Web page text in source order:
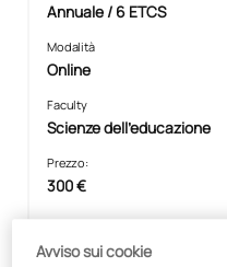
Annuale / 6 ETCS
Modalità
Online
Faculty
Scienze dell'educazione
Prezzo:
300 €
Avviso sui cookie